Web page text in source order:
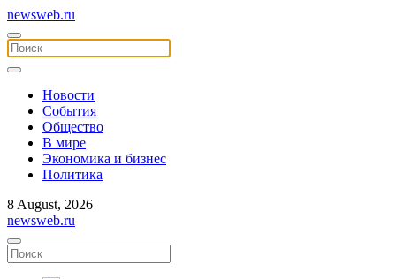
newsweb.ru
Новости
События
Общество
В мире
Экономика и бизнес
Политика
8 August, 2026
newsweb.ru